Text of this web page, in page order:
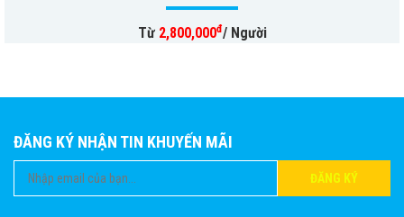
Từ 2,800,000đ/ Người
ĐĂNG KÝ NHẬN TIN KHUYẾN MÃI
ĐĂNG KÝ